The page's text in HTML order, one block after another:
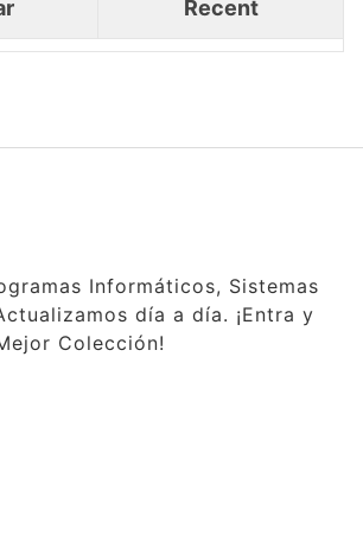
Recent
Informáticos, Sistemas
día a día. ¡Entra y
Colección!